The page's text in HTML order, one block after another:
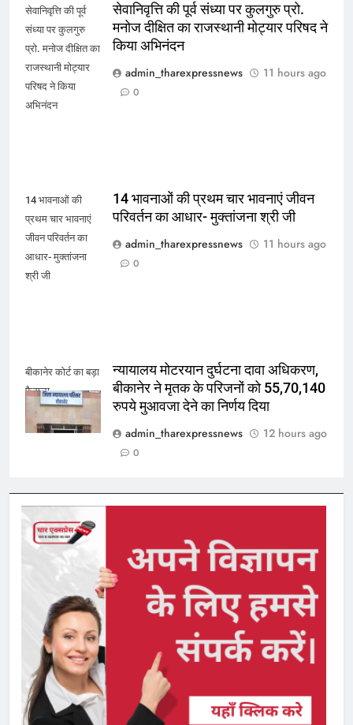
सेवानिवृत्ति की पूर्व
संध्या पर कुलगुरु
प्रो. मनोज दीक्षित का
राजस्थानी मोट्यार
परिषद ने किया
अभिनंदन
सेवानिवृत्ति की पूर्व संध्या पर कुलगुरु प्रो.
मनोज दीक्षित का राजस्थानी मोट्यार परिषद ने
किया अभिनंदन
admin_tharexpressnews
11 hours ago
0
14 भावनाओं की
प्रथम चार भावनाएं
जीवन परिवर्तन का
आधार- मुक्तांजना
श्री जी
14 भावनाओं की प्रथम चार भावनाएं जीवन
परिवर्तन का आधार- मुक्तांजना श्री जी
admin_tharexpressnews
11 hours ago
0
बीकानेर कोर्ट का बड़ा
फैसला
न्यायालय मोटरयान दुर्घटना दावा अधिकरण,
बीकानेर ने मृतक के परिजनों को 55,70,140
रुपये मुआवजा देने का निर्णय दिया
admin_tharexpressnews
12 hours ago
0